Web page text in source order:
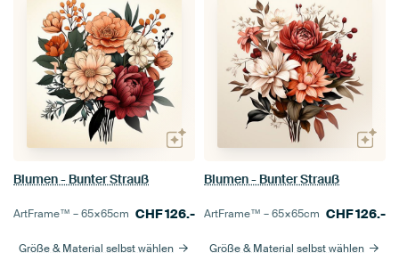
Blumen - Bunter Strauß
ArtFrame™ –65×65cm CHF126.-
Größe & Material selbst wählen
Blumen - Bunter Strauß
ArtFrame™ –65×65cm CHF126.-
Größe & Material selbst wählen